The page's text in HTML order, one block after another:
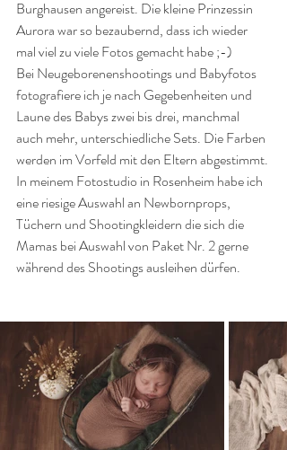
Burghausen angereist. Die kleine Prinzessin
Aurora war so bezaubernd, dass ich wieder
mal viel zu viele Fotos gemacht habe ;-)
Bei Neugeborenenshootings und Babyfotos
fotografiere ich je nach Gegebenheiten und
Laune des Babys zwei bis drei, manchmal
auch mehr, unterschiedliche Sets. Die Farben
werden im Vorfeld mit den Eltern abgestimmt.
In meinem Fotostudio in Rosenheim habe ich
eine riesige Auswahl an Newbornprops,
Tüchern und Shootingkleidern die sich die
Mamas bei Auswahl von Paket Nr. 2 gerne
während des Shootings ausleihen dürfen.